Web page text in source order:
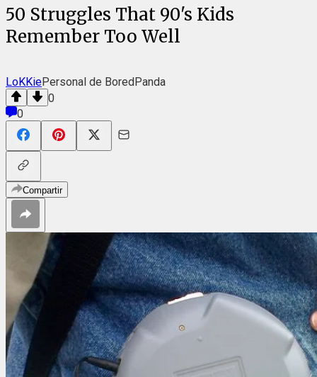
50 Struggles That 90's Kids
Remember Too Well
LoKKiePersonal de BoredPanda
0
0
Compartir